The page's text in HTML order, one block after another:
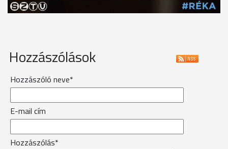
Hozzászólások
Hozzászóló neve*
E-mail cím
Hozzászólás*